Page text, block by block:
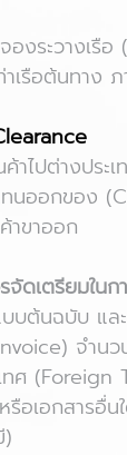
จองระวางเ
รือต้นทาง ภ
าไปต่างประ
นออกของ
าขาออก
จัดเตรียมใน
บต้นฉบับ แล
จำน
ทศ
อเอกสารอื่